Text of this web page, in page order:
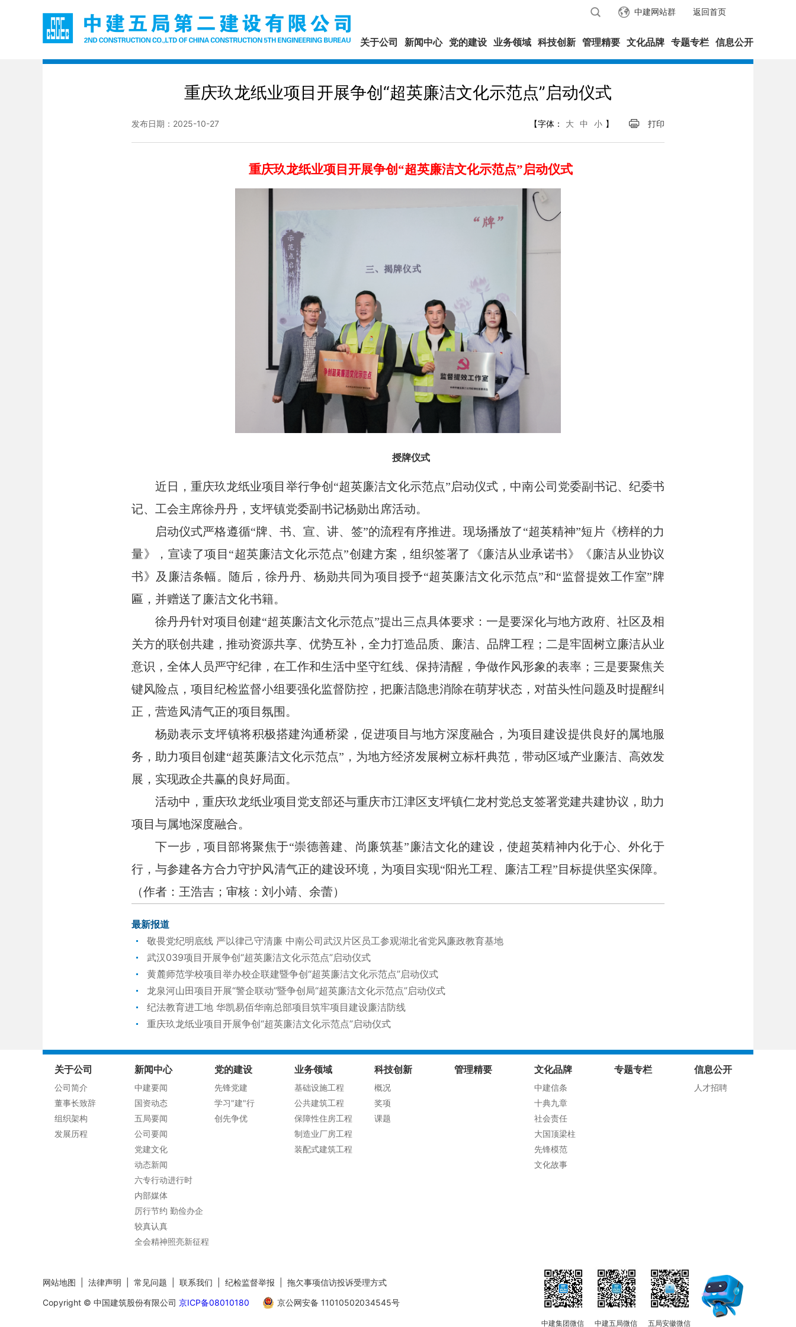
返回首页
中建网站群
关于公司 新闻中心 党的建设 业务领域 科技创新 管理精要 文化品牌 专题专栏 信息公开
重庆玖龙纸业项目开展争创“超英廉洁文化示范点”启动仪式
发布日期：2025-10-27 【字体： 大 中 小 】 打印
重庆玖龙纸业项目开展争创“超英廉洁文化示范点”启动仪式
授牌仪式
近日，重庆玖龙纸业项目举行争创“超英廉洁文化示范点”启动仪式，中南公司党委副书记、纪委书
记、工会主席徐丹丹，支坪镇党委副书记杨勋出席活动。
启动仪式严格遵循“牌、书、宣、讲、签”的流程有序推进。现场播放了“超英精神”短片《榜样的力
量》，宣读了项目“超英廉洁文化示范点”创建方案，组织签署了《廉洁从业承诺书》《廉洁从业协议
书》及廉洁条幅。随后，徐丹丹、杨勋共同为项目授予“超英廉洁文化示范点”和“监督提效工作室”牌
匾，并赠送了廉洁文化书籍。
徐丹丹针对项目创建“超英廉洁文化示范点”提出三点具体要求：一是要深化与地方政府、社区及相
关方的联创共建，推动资源共享、优势互补，全力打造品质、廉洁、品牌工程；二是牢固树立廉洁从业
意识，全体人员严守纪律，在工作和生活中坚守红线、保持清醒，争做作风形象的表率；三是要聚焦关
键风险点，项目纪检监督小组要强化监督防控，把廉洁隐患消除在萌芽状态，对苗头性问题及时提醒纠
正，营造风清气正的项目氛围。
杨勋表示支坪镇将积极搭建沟通桥梁，促进项目与地方深度融合，为项目建设提供良好的属地服
务，助力项目创建“超英廉洁文化示范点”，为地方经济发展树立标杆典范，带动区域产业廉洁、高效发
展，实现政企共赢的良好局面。
活动中，重庆玖龙纸业项目党支部还与重庆市江津区支坪镇仁龙村党总支签署党建共建协议，助力
项目与属地深度融合。
下一步，项目部将聚焦于“崇德善建、尚廉筑基”廉洁文化的建设，使超英精神内化于心、外化于
行，与参建各方合力守护风清气正的建设环境，为项目实现“阳光工程、廉洁工程”目标提供坚实保障。
（作者：王浩吉；审核：刘小靖、余蕾）
最新报道
敬畏党纪明底线 严以律己守清廉 中南公司武汉片区员工参观湖北省党风廉政教育基地
武汉039项目开展争创“超英廉洁文化示范点”启动仪式
黄麓师范学校项目举办校企联建暨争创“超英廉洁文化示范点”启动仪式
龙泉河山田项目开展“警企联动”暨争创局“超英廉洁文化示范点”启动仪式
纪法教育进工地 华凯易佰华南总部项目筑牢项目建设廉洁防线
重庆玖龙纸业项目开展争创“超英廉洁文化示范点”启动仪式
关于公司
公司简介
董事长致辞
组织架构
发展历程
新闻中心
中建要闻
国资动态
五局要闻
公司要闻
党建文化
动态新闻
六专行动进行时
内部媒体
厉行节约 勤俭办企
较真认真
全会精神照亮新征程
党的建设
先锋党建
学习"建"行
创先争优
业务领域
基础设施工程
公共建筑工程
保障性住房工程
制造业厂房工程
装配式建筑工程
科技创新
概况
奖项
课题
管理精要 文化品牌
中建信条
十典九章
社会责任
大国顶梁柱
先锋模范
文化故事
专题专栏 信息公开
人才招聘
中建集团微信 中建五局微信 五局安徽微信
网站地图 法律声明 常见问题 联系我们 纪检监督举报
拖欠事项信访投诉受理方式
Copyright © 中国建筑股份有限公司 京ICP备08010180 京公网安备 11010502034545号